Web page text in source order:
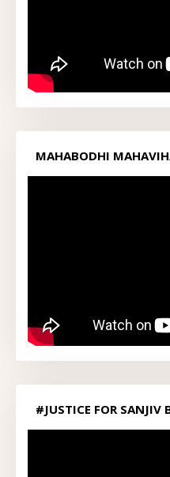
MAHABODHI
ACT1949...
#JUSTICE FOR SANJIV